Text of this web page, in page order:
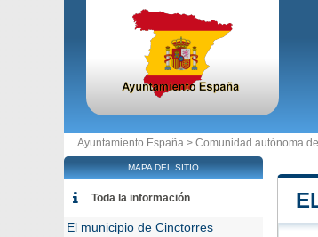
Ayuntamiento España > Comunidad autónoma
MAPA DEL SITIO
Toda la información
El municipio de Cinctorres